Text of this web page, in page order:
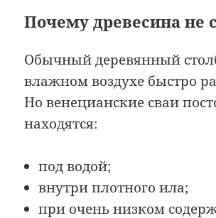
Почему древесина не
Обычный деревянный
влажном воздухе быстро
Но венецианские сваи
находятся:
под водой;
внутри плотного ила;
при очень низком